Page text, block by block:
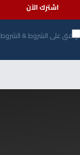
اشترك الآن
أوافق على الشروط & الشروط